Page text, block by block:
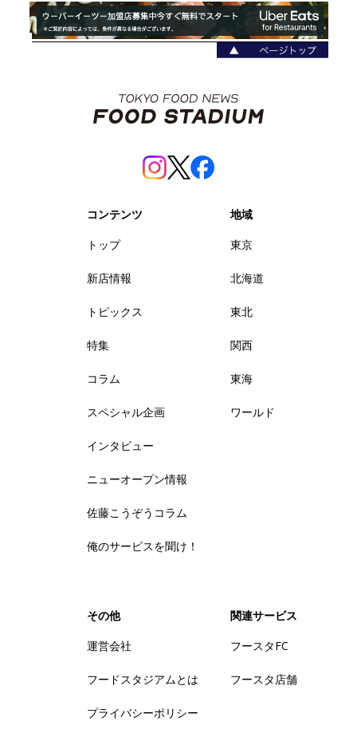
コンテンツ
トップ
新店情報
トピックス
特集
コラム
スペシャル企画
インタビュー
ニューオープン情報
佐藤こうぞうコラム
俺のサービスを聞け！
地域
東京
北海道
東北
関西
東海
ワールド
その他
運営会社
フードスタジアムとは
プライバシーポリシー
関連サービス
フースタFC
フースタ店舗